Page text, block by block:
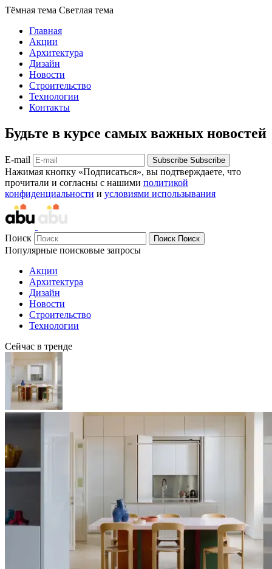
Тёмная тема Светлая тема
Главная
Акции
Архитектура
Дизайн
Новости
Строительство
Технологии
Контакты
Будьте в курсе самых важных новостей
E-mail Subscribe Subscribe
Нажимая кнопку «Подписаться», вы подтверждаете, что
прочитали и согласны с нашими политикой
конфиденциальности и условиями использывания
Поиск Поиск Поиск
Популярные поисковые запросы
Акции
Архитектура
Дизайн
Новости
Строительство
Технологии
Сейчас в тренде